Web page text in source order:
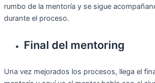
rumbo de la mentoría y se sigue
durante el proceso.
Final del mentoring
Una vez mejorados los procesos, llega el